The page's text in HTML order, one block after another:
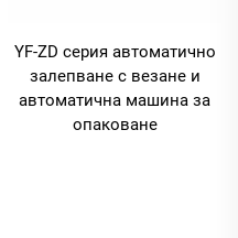
YF-ZD серия автоматично
залепване с везане и
автоматична машина за
опаковане